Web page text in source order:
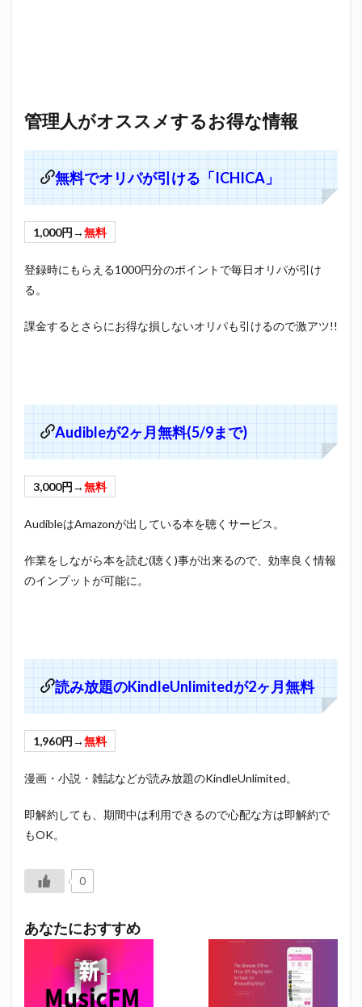
管理人がオススメするお得な情報
無料でオリパが引ける「ICHICA」
1,000円→無料
登録時にもらえる1000円分のポイントで毎日オリパが引け
る。
課金するとさらにお得な損しないオリパも引けるので激アツ!!
Audibleが2ヶ月無料(5/9まで)
3,000円→無料
AudibleはAmazonが出している本を聴くサービス。
作業をしながら本を読む(聴く)事が出来るので、効率良く情報
のインプットが可能に。
読み放題のKindleUnlimitedが2ヶ月無料
1,960円→無料
漫画・小説・雑誌などが読み放題のKindleUnlimited。
即解約しても、期間中は利用できるので心配な方は即解約で
もOK。
0
あなたにおすすめ